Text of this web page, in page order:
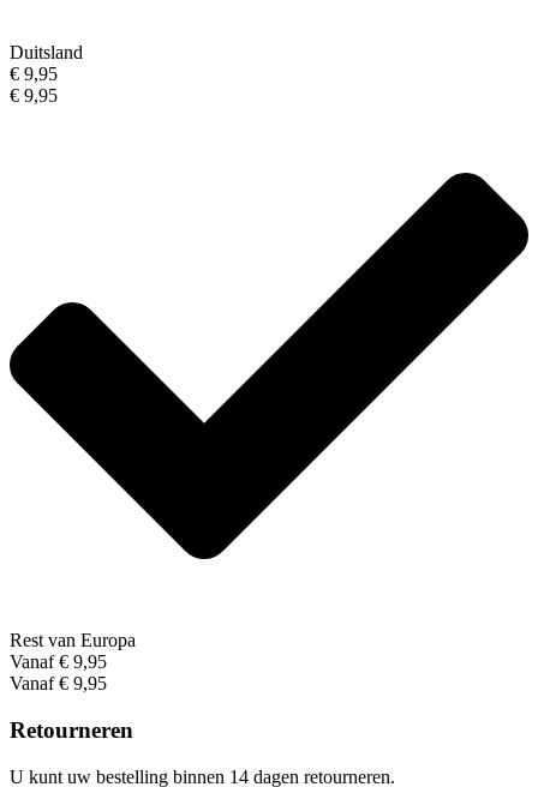
Duitsland
€ 9,95
€ 9,95
Rest van Europa
Vanaf € 9,95
Vanaf € 9,95
Retourneren
U kunt uw bestelling binnen 14 dagen retourneren.